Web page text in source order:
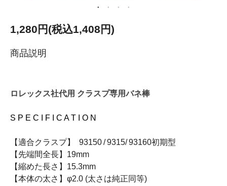
1,280円(税込1,408円)
商品説明
ロレックス社代用 クラスプ専用バネ棒
S P E C I F I C A T I O N
【適合クラスプ】 93150 / 9315/ 93160初期型
【先端間全長】19mm
【縮めた長さ】15.3mm
【本体の太さ】φ2.0 (太さは純正同等)